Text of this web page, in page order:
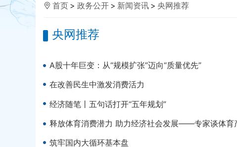
首页 > 政务公开 > 新闻资讯 > 央网推荐
央网推荐
A股十年巨变：从“规模扩张”迈向“质量优先”
在改善民生中激发消费活力
经济随笔丨五句话打开“五年规划”
释放体育消费潜力 助力经济社会发展——专家谈体育
筑牢国内大循环基本盘